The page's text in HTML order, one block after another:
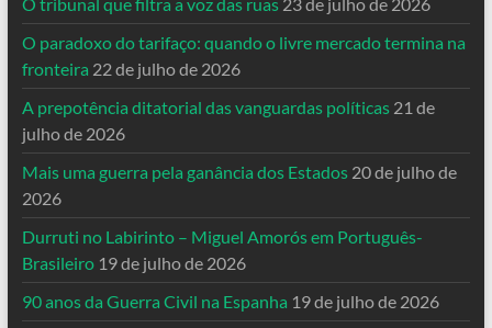
O paradoxo do tarifaço: quando o livre mercado termina na
fronteira 22 de julho de 2026
A prepotência ditatorial das vanguardas políticas 21 de
julho de 2026
Mais uma guerra pela ganância dos Estados 20 de julho de
2026
Durruti no Labirinto – Miguel Amorós em Português-
Brasileiro 19 de julho de 2026
90 anos da Guerra Civil na Espanha 19 de julho de 2026